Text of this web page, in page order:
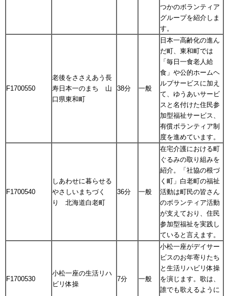
つかのボランティア
グループを紹介しま
す。
F1700550
老後をささえあう長
寿日本一のまち 山
口県東和町
38分 一般
日本一高齢化の進ん
だ町、東和町では
「毎日一食老人給
食」や公的ホームヘ
ルプサービスに加え
て、ゆうあいサービ
スと名付けた住民参
加型福祉サービス、
有償ボランティア制
度を進めています。
F1700540
しあわせに暮らせる
やさしいまちづく
り 北海道白老町
36分 一般
在宅介護における町
ぐるみの取り組みを
紹介。「社協の根づ
く町」白老町の福祉
活動は町民の皆さん
のボランティア活動
が支えており、住民
参加型福祉を実践し
ていると言えます。
F1700530
小松一座の生活リハ
ビリ体操
7分 一般
小松一座がデイサー
ビスのお年寄りたち
と生活リハビリ体操
を演じます。歌は、
誰でも歌えるように